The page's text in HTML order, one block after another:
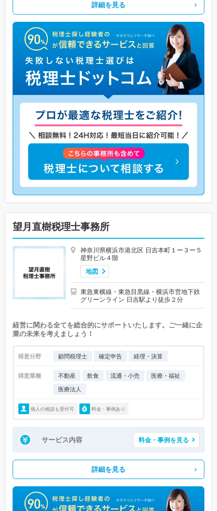
詳細を見る
望月直樹税理士事務所
神奈川県横浜市港北区 日吉本町１ー３ー５
星野ビル４階
地図
東急東横線・東急目黒線・横浜市営地下鉄
グリーンライン 日吉駅より徒歩２分
経営に関わる全てを総合的にサポートいたします。ご一緒に企
業の未来を考えましょう！
得意分野 顧問税理士 確定申告 経理・決算
得意業種 不動産 飲食 流通・小売
医療・福祉
医療法人
個人の相談も受付可 料金・事例あり
サービス内容 料金・事例を見る
詳細を見る